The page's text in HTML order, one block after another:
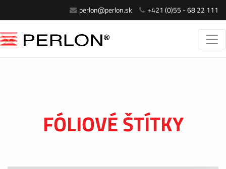
perlon@perlon.sk +421 (0)55 - 68 22 111
FÓLIOVÉ ŠTÍTKY